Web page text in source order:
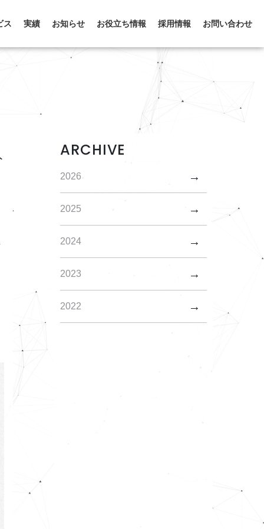
ス 実績 お知らせ お役立ち情報 採用情報 お問い合わせ
ARCHIVE
2026
2025
2024
2023
2022